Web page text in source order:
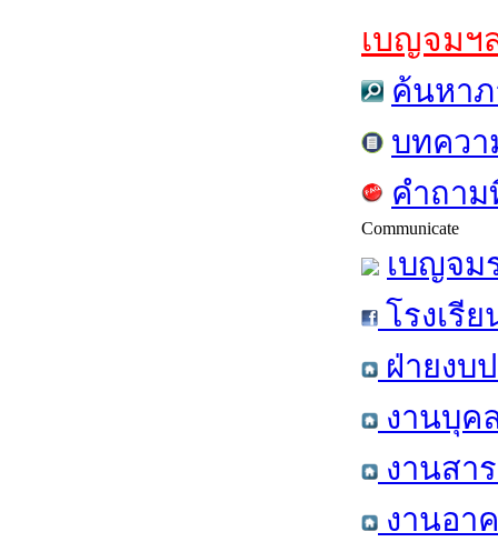
เบญจมฯ
ค้นหาภ
บทควา
คำถา
Communicate
เบญจม
โรงเรี
ฝ่ายงบ
งานบุค
งานสา
งานอา